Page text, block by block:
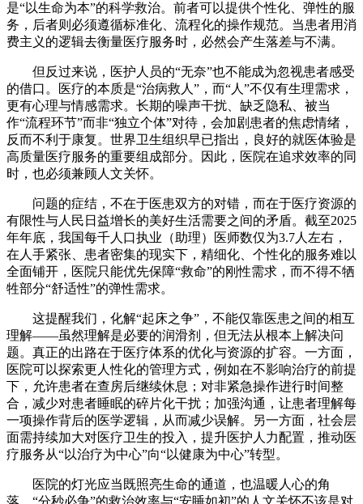
是“以生命为本”的科学救治。前者可以提供个性化、弹性的服
务，后者则必须遵循标准化、流程化的操作规范。当患者用消
费主义的逻辑去衡量医疗服务时，必然会产生落差与不满。
但反过来说，医护人员的“无奈”也不能成为忽视患者感受
的借口。医疗的本质是“治病救人”，而“人”不仅有生理需求，
更有心理与情感需求。长期的噪声干扰、缺乏隐私、被当
作“流程环节”而非“独立个体”对待，会加剧患者的焦虑情绪，
反而不利于康复。世界卫生组织早已指出，良好的就医体验是
高质量医疗服务的重要组成部分。因此，医院在追求效率的同
时，也必须兼顾人文关怀。
问题的症结，不在于医患双方的对错，而在于医疗资源的
有限性与人民日益增长的美好生活需要之间的矛盾。截至2025
年年底，我国每千人口执业（助理）医师数仅为3.7人左右，
在人手紧张、患者密集的现实下，精细化、个性化的服务难以
全面铺开，医院只能优先保障“救命”的刚性需求，而不得不牺
牲部分“舒适性”的弹性需求。
这提醒我们，化解“起床之争”，不能仅靠医患之间的相互
理解——虽然理解是必要的润滑剂，但无法从根本上解决问
题。真正的出路在于医疗体系的优化与资源的扩容。一方面，
医院可以探索更人性化的管理方式，例如在不影响治疗的前提
下，允许患者在查房后继续休息；对非紧急操作进行时间整
合，减少对患者睡眠的碎片化干扰；加强沟通，让患者理解每
一项操作背后的医学逻辑，从而减少误解。另一方面，社会层
面需持续加大对医疗卫生的投入，提升医护人力配置，推动医
疗服务从“以治疗为中心”向“以健康为中心”转型。
医院的灯光应当既照亮生命的通道，也温暖人心的角